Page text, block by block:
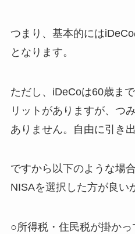
つまり、基本的には
となります。
ただし、iDeCoは60歳ま
リットがありますが、つ
ありません。自由に引き
ですから以下のような場
NISAを選択した方が良い
○所得税・住民税が掛かっ